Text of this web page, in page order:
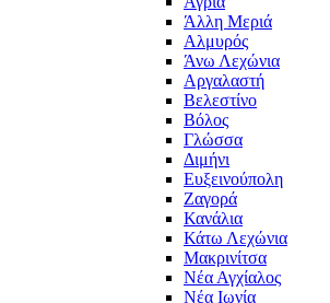
Άλλη Μεριά
Αλμυρός
Άνω Λεχώνια
Αργαλαστή
Βελεστίνο
Βόλος
Γλώσσα
Διμήνι
Ευξεινούπολη
Ζαγορά
Κανάλια
Κάτω Λεχώνια
Μακρινίτσα
Νέα Αγχίαλος
Νέα Ιωνία